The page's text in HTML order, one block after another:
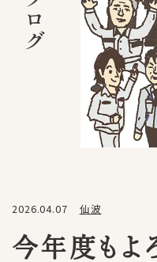
2026.04.07 仙波
今年度もよ